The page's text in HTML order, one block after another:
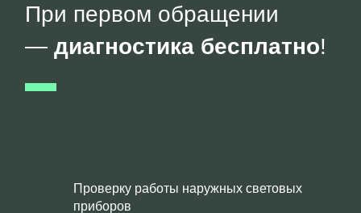
При первом обращении
— диагностика бесплатно!
Проверку работы наружных световых
приборов